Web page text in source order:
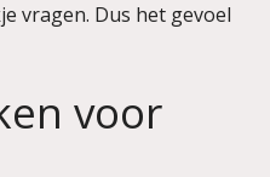
vragen. Dus het gevoel
voor